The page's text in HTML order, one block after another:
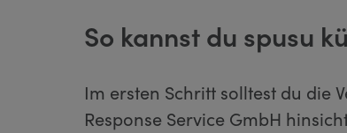
So kannst du spusu
Im ersten Schritt solltest du die
Response Service GmbH